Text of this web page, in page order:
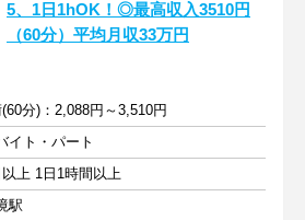
5、1日1hOK！◎最高収入3510円
（60分）平均月収33万円
分)：2,088円～3,510円
イト・パート
上 1日1時間以上
駅